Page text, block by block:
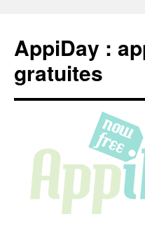
contenu
AppiDay :
gratuites